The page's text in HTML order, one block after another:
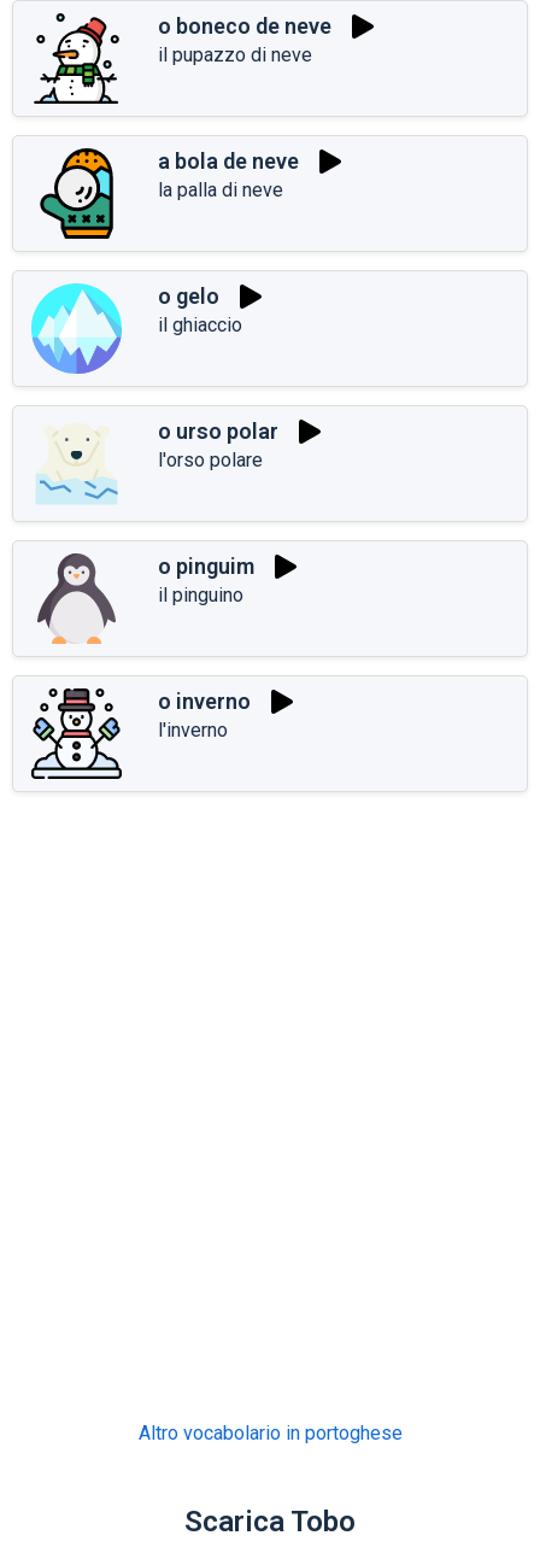
o boneco de neve
il pupazzo di neve
a bola de neve
la palla di neve
o gelo
il ghiaccio
o urso polar
l'orso polare
o pinguim
il pinguino
o inverno
l'inverno
Altro vocabolario in portoghese
Scarica Tobo